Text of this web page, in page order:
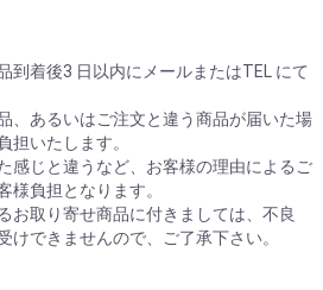
らお誕生日祝い用アレンジメン
き、川崎区「ラゾーナ川崎プラ
ました。
らお祝い用アレンジメントのご
京都大田区へヤマト便にて配送
ら卒業祝用花束のご注文をいた
ヤマト便にて配送いたしまし
らお誕生日用アレンジメントの
川崎区東田町に配達いたしまし
到着後3 日以内にメールまたはTEL にて
、あるいはご注文と違う商品が届いた場
担いたします。
感じと違うなど、お客様の理由によるご
様負担となります。
お取り寄せ商品に付きましては、不良
けできませんので、ご了承下さい。